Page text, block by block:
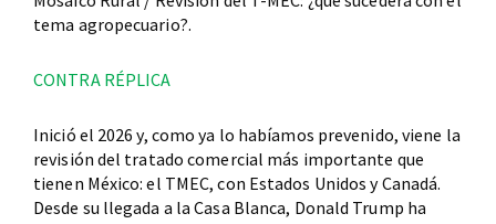
tema agropecuario?.
CONTRA RÉPLICA
Inició el 2026 y, como ya lo habíamos prevenido, viene la
revisión del tratado comercial más importante que
tienen México: el TMEC, con Estados Unidos y Canadá.
Desde su llegada a la Casa Blanca, Donald Trump ha